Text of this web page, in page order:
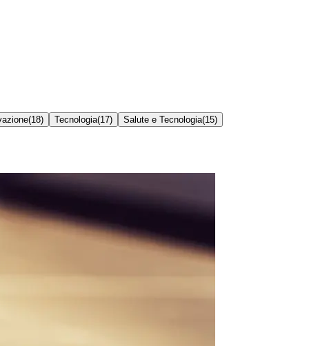
(18) Tecnologia(17) Salute e Tecnologia(15)